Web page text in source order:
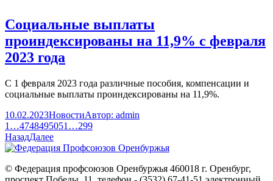
Социальные выплаты
проиндексированы на 11,9% с февраля
2023 года
С 1 февраля 2023 года различные пособия, компенсации и
социальные выплаты проиндексированы на 11,9%.
10.02.2023НовостиАвтор: admin
1 …4748495051 …299
НазадДалее
© Федерация профсоюзов Оренбуржья 460018 г. Оренбург,